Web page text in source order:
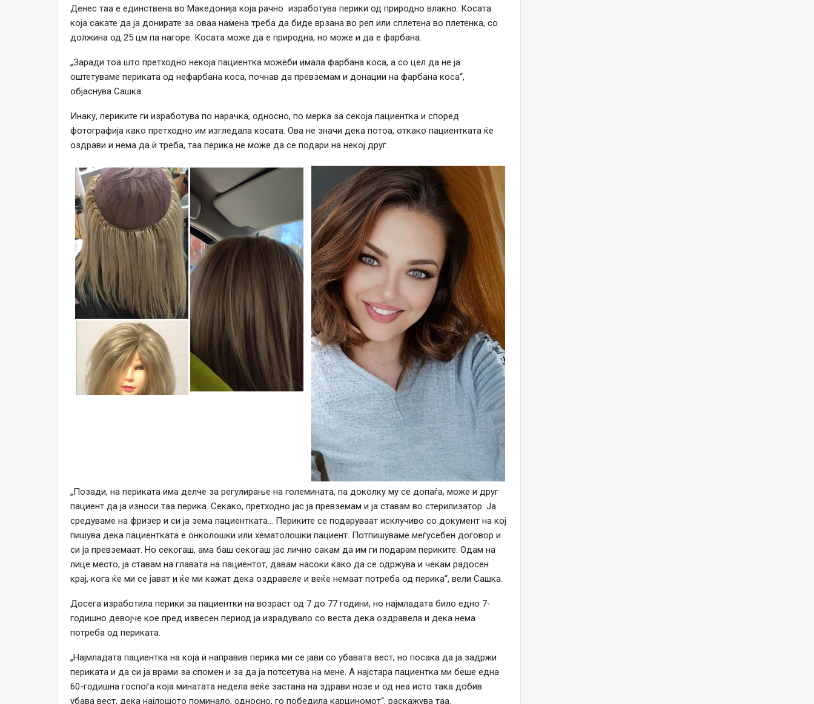
Денес таа е единствена во Македонија која рачно изработува перики од природно влакно. Косата
која сакате да ја донирате за оваа намена треба да биде врзана во реп или сплетена во плетенка, со
должина од 25 цм па нагоре. Косата може да е природна, но може и да е фарбана.
„Заради тоа што претходно некоја пациентка можеби имала фарбана коса, а со цел да не ја
оштетуваме периката од нефарбана коса, почнав да превземам и донации на фарбана коса“,
објаснува Сашка.
Инаку, периките ги изработува по нарачка, односно, по мерка за секоја пациентка и според
фотографија како претходно им изгледала косата. Ова не значи дека потоа, откако пациентката ќе
оздрави и нема да ѝ треба, таа перика не може да се подари на некој друг.
„Позади, на периката има делче за регулирање на големината, па доколку му се допаѓа, може и друг
пациент да ја износи таа перика. Секако, претходно јас ја превземам и ја ставам во стерилизатор. Ја
средуваме на фризер и си ја зема пациентката… Периките се подаруваат исклучиво со документ на кој
пишува дека пациентката е онколошки или хематолошки пациент. Потпишуваме меѓусебен договор и
си ја превземаат. Но секогаш, ама баш секогаш јас лично сакам да им ги подарам периките. Одам на
лице место, ја ставам на главата на пациентот, давам насоки како да се одржува и чекам радосен
крај, кога ќе ми се јават и ќе ми кажат дека оздравеле и веќе немаат потреба од перика“, вели Сашка.
Досега изработила перики за пациентки на возраст од 7 до 77 години, но најмладата било едно 7-
годишно девојче кое пред извесен период ја израдувало со веста дека оздравела и дека нема
потреба од периката.
„Најмладата пациентка на која ѝ направив перика ми се јави со убавата вест, но посака да ја задржи
периката и да си ја врами за спомен и за да ја потсетува на мене. А најстара пациентка ми беше една
60-годишна госпоѓа која минатата недела веќе застана на здрави нозе и од неа исто така добив
убава вест, дека најлошото поминало, односно, го победила карциномот“, раскажува таа.